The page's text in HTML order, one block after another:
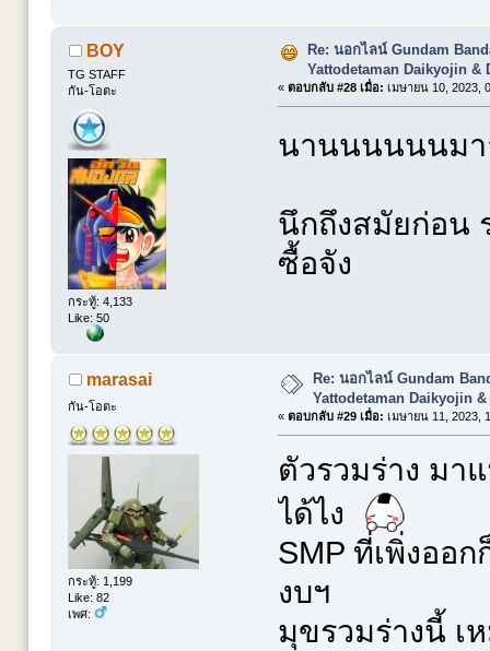
BOY
TG STAFF
กัน-โอตะ
กระทู้: 4,133
Like: 50
Re: นอกไลน์ Gundam
Yattodetaman Daikyojin &
« ตอบกลับ #28 เมื่อ: เมษายน 10, 2023,
นานนนนนนมา
นึกถึงสมัยก่อน
ซื้อจัง
marasai
กัน-โอตะ
กระทู้: 1,199
Like: 82
เพศ:
Re: นอกไลน์ Gundam
Yattodetaman Daikyojin &
« ตอบกลับ #29 เมื่อ: เมษายน 11, 2023,
ตัวรวมร่าง มา
ได้ไง
SMP ที่เพิ่งออ
งบฯ
มุขรวมร่างนี้ เ